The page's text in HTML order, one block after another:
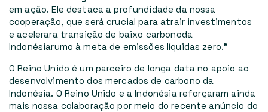
em ação. Ele destaca a profundidade da nossa
cooperação, que será crucial para atrair investimentos
e acelerara transição de baixo carbonoda
Indonésiarumo à meta de emissões líquidas zero.”
O Reino Unido é um parceiro de longa data no apoio ao
desenvolvimento dos mercados de carbono da
Indonésia. O Reino Unido e a Indonésia reforçaram ainda
mais nossa colaboração por meio do recente anúncio do